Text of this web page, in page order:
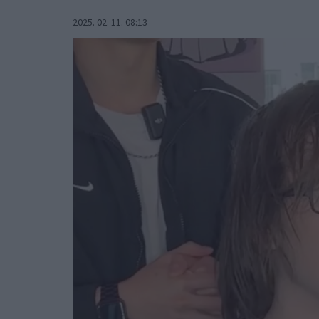
2025. 02. 11. 08:13